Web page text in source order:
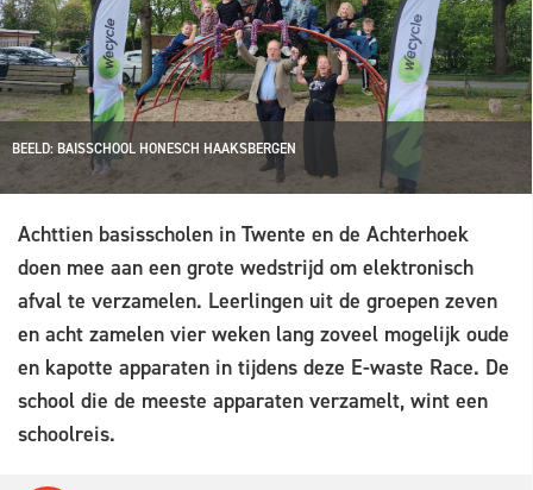
BEELD: BAISSCHOOL HONESCH HAAKSBERGEN
Achttien basisscholen in Twente en de Achterhoek
doen mee aan een grote wedstrijd om elektronisch
afval te verzamelen. Leerlingen uit de groepen zeven
en acht zamelen vier weken lang zoveel mogelijk oude
en kapotte apparaten in tijdens deze E-waste Race. De
school die de meeste apparaten verzamelt, wint een
schoolreis.